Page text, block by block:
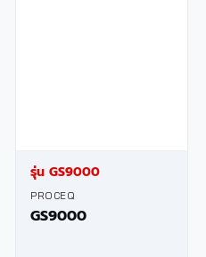
รุ่น GS9000
PROCEQ
GS9000